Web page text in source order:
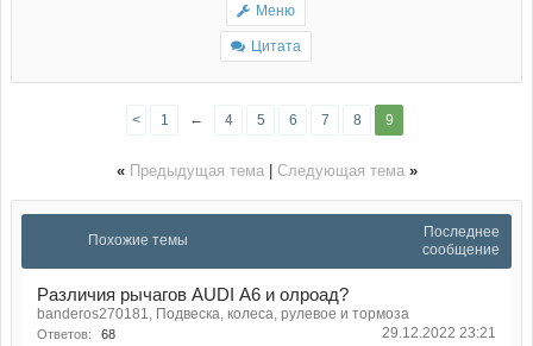
Меню
Цитата
< 1 ← 4 5 6 7 8 9
« Предыдущая тема | Следующая тема »
Похожие темы
Последнее
сообщение
Различия рычагов AUDI А6 и олроад?
banderos270181, Подвеска, колеса, рулевое и тормоза
Ответов: 68 29.12.2022 23:21